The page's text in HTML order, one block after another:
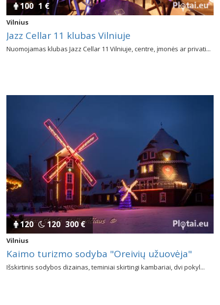
100 1 €
Vilnius
Jazz Cellar 11 klubas Vilniuje
Nuomojamas klubas Jazz Cellar 11 Vilniuje, centre, įmonės ar privati...
120 120 300 €
Vilnius
Kaimo turizmo sodyba "Oreivių užuovėja"
Išskirtinis sodybos dizainas, teminiai skirtingi kambariai, dvi pokyl...